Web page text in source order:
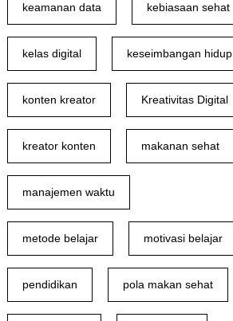
keamanan data kebiasaan sehat
kelas digital keseimbangan hidup
konten kreator Kreativitas Digital
kreator konten makanan sehat
manajemen waktu
metode belajar motivasi belajar
pendidikan pola makan sehat